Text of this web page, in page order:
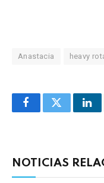
Anastacia heavy
FacebookTwitter
NOTICIAS